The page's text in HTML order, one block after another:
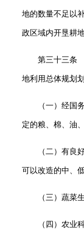
地的数量不足以
政区域内开垦耕
第三十三条 国
地利用总体规划
（一）经国务
定的粮、棉、油
（二）有良好
可以改造的中、
（三）蔬菜生
（四）农业科